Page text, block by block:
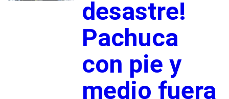
desastre!
Pachuca
con pie y
medio fuera